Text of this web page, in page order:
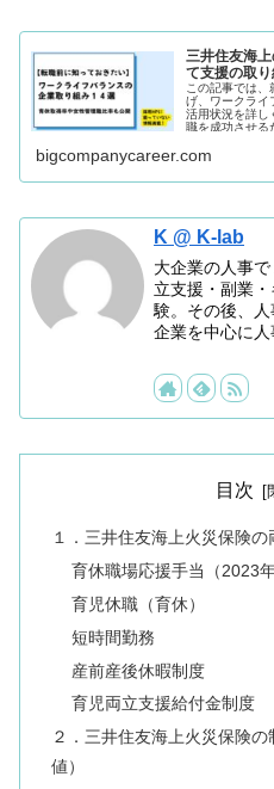
三井住友海
て支援の取
この記事では
げ、ワークライ
活用状況を詳し
職を成功させる
ださい。
bigcompanycareer.com
K @ K-lab
大企業の人事
立支援・副業
験。その後、
企業を中心に人
目次
１．三井住友海上火災保険
育休職場応援手当（2023年
育児休職（育休）
短時間勤務
産前産後休暇制度
育児両立支援給付金制度
２．三井住友海上火災保険
値）